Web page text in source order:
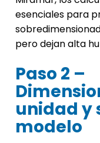
esenciales para
pero dejan alta
Paso 2 –
unidad y
modelo